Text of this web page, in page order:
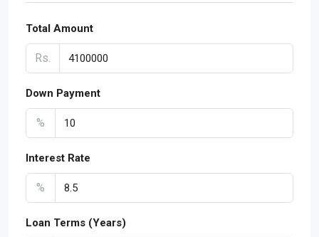
Total Amount
Rs.
Down Payment
%
Interest Rate
%
Loan Terms (Years)